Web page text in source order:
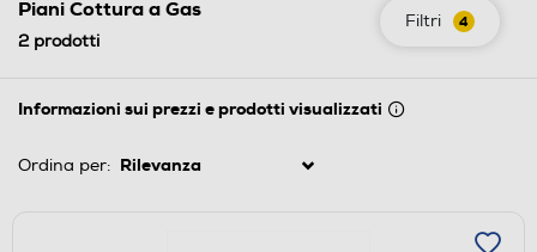
Filtri 4
Piani Cottura a Gas
2prodotti
Informazioni sui prezzi e prodotti visualizzati
Ordina per: